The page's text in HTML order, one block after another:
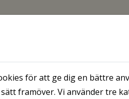
för att ge dig en bättre
framöver. Vi använder tre